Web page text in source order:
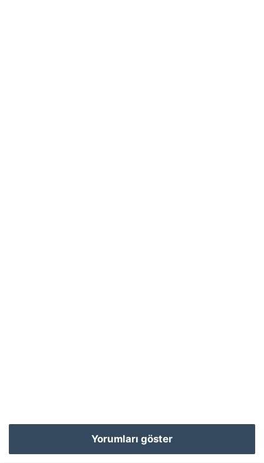
Yorumları göster